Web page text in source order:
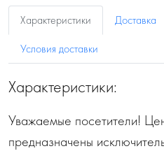
Характеристики Доставка
Условия доставки
Характеристики:
Уважаемые посетители!
предназначены